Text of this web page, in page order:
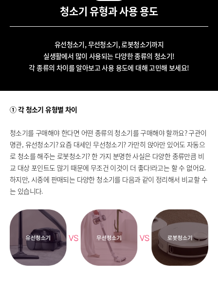
청소기 유형과 사용 용도
유선청소기, 무선청소기, 로봇청소기까지
실생활에서 많이 사용되는 다양한 종류의 청소기!
각 종류의 차이를 알아보고 사용 용도에 대해 고민해 보세요!
① 각 청소기 유형별 차이
청소기를 구매해야 한다면 어떤 종류의 청소기를 구매해야 할까요? 구관이
명관, 유선청소기? 요즘 대세인 무선청소기? 가만히 앉아만 있어도 자동으
로 청소를 해주는 로봇청소기? 한 가지 분명한 사실은 다양한 종류만큼 비
교 대상 포인트도 많기 때문에 무조건 이것이 더 좋다!라고는 할 수 없어요.
하지만, 시중에 판매되는 다양한 청소기를 다음과 같이 정리해서 비교할 수
는 있습니다.